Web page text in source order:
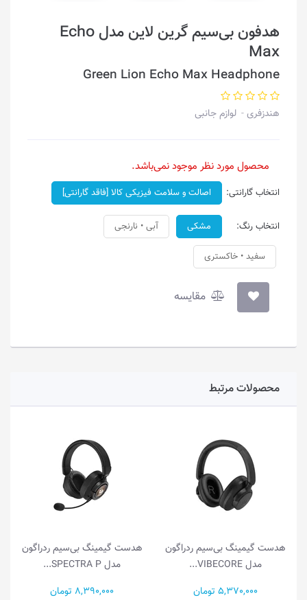
هدفون بی‌سیم گرین لاین مدل Echo
Max
Green Lion Echo Max Headphone
هندزفری لوازم جانبی
محصول مورد نظر موجود نمی‌باشد.
انتخاب گارانتی: اصالت و سلامت فیزیکی کالا [فاقد گارانتی]
انتخاب رنگ: مشکی آبی • نارنجی
سفید • خاکستری
مقایسه
محصولات مرتبط
هدست گیمینگ بی‌سیم ردراگون
مدل VIBECORE...
5,370,000 تومان
هدست گیمینگ بی‌سیم ردراگون
مدل SPECTRA P...
8,390,000 تومان